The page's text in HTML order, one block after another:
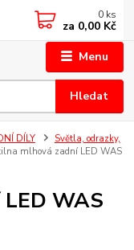
Menu
Hledat
0 ks
za 0,00 Kč
DÍLY
Světla, odrazky,
mlhová zadní LED WAS
WAS